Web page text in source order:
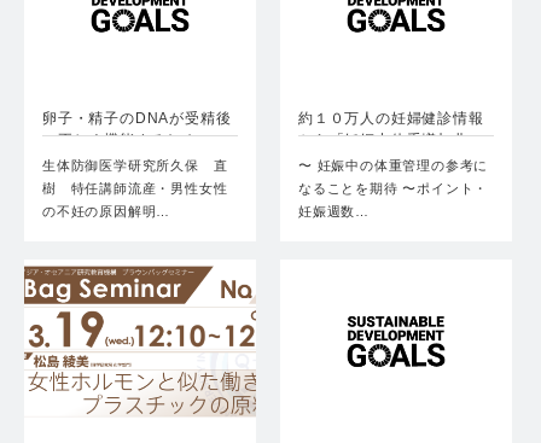
卵子・精子のDNAが受精後
に正しく機能するための…
生体防御医学研究所久保 直
樹 特任講師流産・男性女性
の不妊の原因解明…
約１０万人の妊婦健診情報
から「妊娠中体重増加曲
線…
〜 妊娠中の体重管理の参考に
なることを期待 〜ポイント・
妊娠週数…